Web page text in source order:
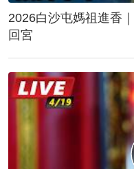
2026白沙屯媽祖進香｜白沙屯
回宮